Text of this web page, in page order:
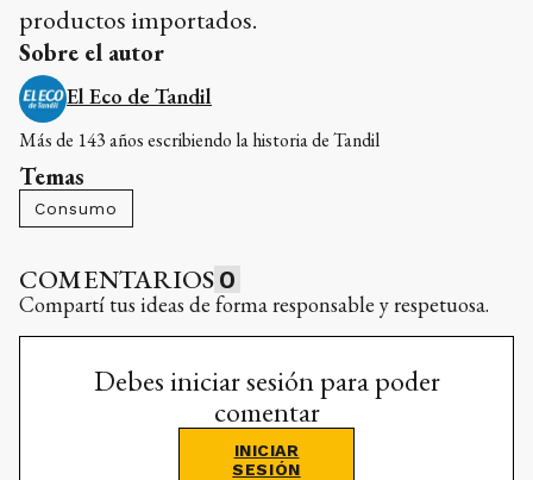
productos importados.
Sobre el autor
El Eco de Tandil
Más de 143 años escribiendo la historia de Tandil
Temas
Consumo
COMENTARIOS 0
Compartí tus ideas de forma responsable y respetuosa.
Debes iniciar sesión para poder
comentar
INICIAR
SESIÓN